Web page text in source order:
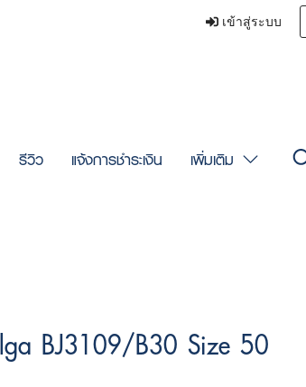
เข้าสู่ระบบ
รีวิว แจ้งการชำระเงิน เพิ่มเติม
BJ3109/B30 Size 50